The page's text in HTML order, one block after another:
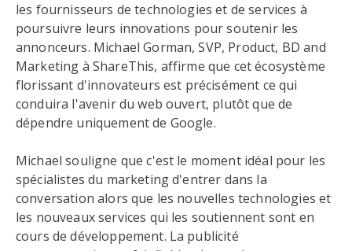
les fournisseurs de technologies et de services à
poursuivre leurs innovations pour soutenir les
annonceurs. Michael Gorman, SVP, Product, BD and
Marketing à ShareThis, affirme que cet écosystème
florissant d'innovateurs est précisément ce qui
conduira l'avenir du web ouvert, plutôt que de
dépendre uniquement de Google.
Michael souligne que c'est le moment idéal pour les
spécialistes du marketing d'entrer dans la
conversation alors que les nouvelles technologies et
les nouveaux services qui les soutiennent sont en
cours de développement. La publicité